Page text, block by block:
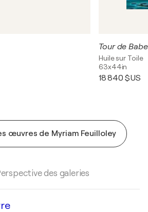
Tour de
Huile sur Toile
63x44in
18 840 $US
œuvres de Myriam Feuilloley
des galeries